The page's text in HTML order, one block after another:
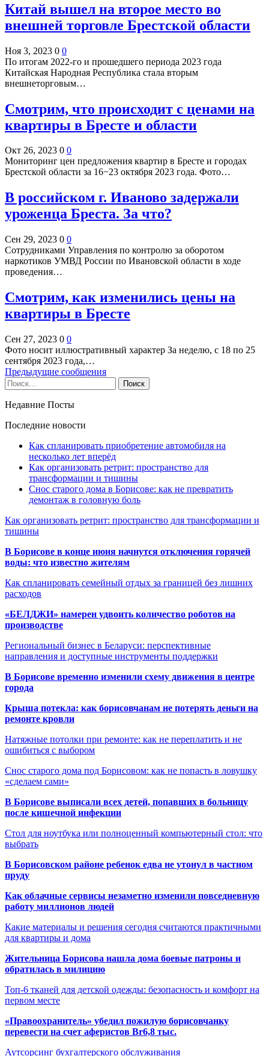
Китай вышел на второе место во
внешней торговле Брестской области
Ноя 3, 2023 0 0
По итогам 2022-го и прошедшего периода 2023 года
Китайская Народная Республика стала вторым
внешнеторговым…
Смотрим, что происходит с ценами на
квартиры в Бресте и области
Окт 26, 2023 0 0
Мониторинг цен предложения квартир в Бресте и городах
Брестской области за 16−23 октября 2023 года. Фото…
В российском г. Иваново задержали
уроженца Бреста. За что?
Сен 29, 2023 0 0
Сотрудниками Управления по контролю за оборотом
наркотиков УМВД России по Ивановской области в ходе
проведения…
Смотрим, как изменились цены на
квартиры в Бресте
Сен 27, 2023 0 0
Фото носит иллюстративный характер За неделю, с 18 по 25
сентября 2023 года,…
Предыдущие сообщения
Недавние Посты
Последние новости
Как спланировать приобретение автомобиля на
несколько лет вперёд
Как организовать ретрит: пространство для
трансформации и тишины
Снос старого дома в Борисове: как не превратить
демонтаж в головную боль
Как организовать ретрит: пространство для трансформации и
тишины
В Борисове в конце июня начнутся отключения горячей
воды: что известно жителям
Как спланировать семейный отдых за границей без лишних
расходов
«БЕЛДЖИ» намерен удвоить количество роботов на
производстве
Региональный бизнес в Беларуси: перспективные
направления и доступные инструменты поддержки
В Борисове временно изменили схему движения в центре
города
Крыша потекла: как борисовчанам не потерять деньги на
ремонте кровли
Натяжные потолки при ремонте: как не переплатить и не
ошибиться с выбором
Снос старого дома под Борисовом: как не попасть в ловушку
«сделаем сами»
В Борисове выписали всех детей, попавших в больницу
после кишечной инфекции
Стол для ноутбука или полноценный компьютерный стол: что
выбрать
В Борисовском районе ребенок едва не утонул в частном
пруду
Как облачные сервисы незаметно изменили повседневную
работу миллионов людей
Какие материалы и решения сегодня считаются практичными
для квартиры и дома
Жительница Борисова нашла дома боевые патроны и
обратилась в милицию
Топ-6 тканей для детской одежды: безопасность и комфорт на
первом месте
«Правоохранитель» убедил пожилую борисовчанку
перевести на счет аферистов Br6,8 тыс.
Аутсорсинг бухгалтерского обслуживания